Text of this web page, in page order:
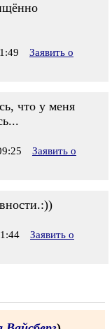
Заявить о
что у меня
Заявить о
Заявить о